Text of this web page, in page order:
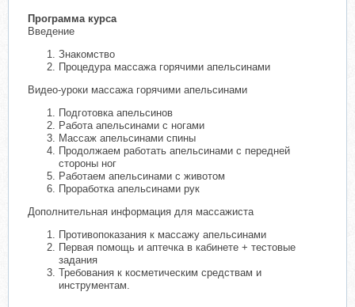
Программа курса
Введение
Знакомство
Процедура массажа горячими апельсинами
Видео-уроки массажа горячими апельсинами
Подготовка апельсинов
Работа апельсинами с ногами
Массаж апельсинами спины
Продолжаем работать апельсинами с передней
стороны ног
Работаем апельсинами с животом
Проработка апельсинами рук
Дополнительная информация для массажиста
Противопоказания к массажу апельсинами
Первая помощь и аптечка в кабинете + тестовые
задания
Требования к косметическим средствам и
инструментам.